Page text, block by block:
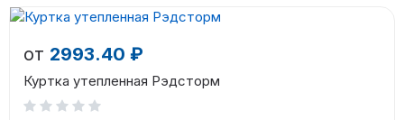
от 2993.40 ₽
Куртка утепленная Рэдсторм